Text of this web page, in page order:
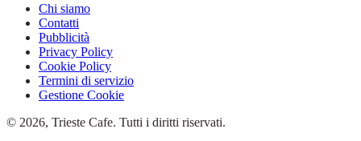
Chi siamo
Contatti
Pubblicità
Privacy Policy
Cookie Policy
Termini di servizio
Gestione Cookie
© 2026, Trieste Cafe. Tutti i diritti riservati.